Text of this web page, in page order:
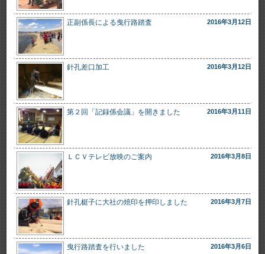
正副係長による曳行路踏査 2016年3月12日
針孔差口加工 2016年3月12日
第２回「記録係会議」を開きました 2016年3月11日
ＬＣＶテレビ放映のご案内 2016年3月8日
針孔梃子に大社の焼印を押印しました 2016年3月7日
曳行路踏査を行いました 2016年3月6日